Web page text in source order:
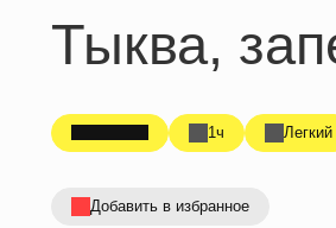
Тыква,
1ч Легкий
Добавить в избранное